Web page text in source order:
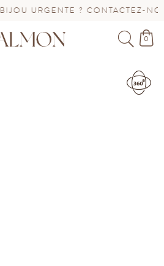
? CONTACTEZ-NOUS ! SAV
0